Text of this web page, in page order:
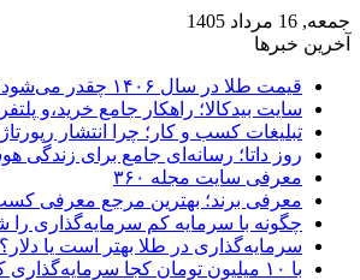
جمعه, 16 مرداد 1405
آخرین خبرها
قیمت طلا در سال ۱۴۰۶ چقدر می‌شود؟ عوامل موثر بر آینده طلا
سایت بیدکالا؛ راهکار جامع خرید،و
تبلیغات کسب و کار؛ چرا انتشار
روز داتا؛ رسانه‌ای جامع برای زندگی
معرفی سایت مجله ۳۶۰
معرفی برند؛ بهترین مرجع معرفی
چگونه با سرمایه کم سرمایه‌گذاری را
سرمایه‌گذاری در طلا بهتر است یا
با ۱۰ میلیون تومان کجا سرمایه‌گذاری کنیم؟ بررسی سودآورترین گزینه‌ها